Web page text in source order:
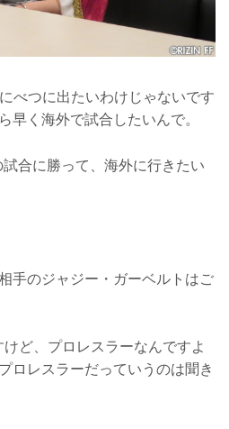
べつに出たいわけじゃないです
早く海外で試合したいんで。
合に勝って、海外に行きたい
手のジャジー・ガーベルトはご
ど、プロレスラーなんですよ
レスラーだっていうのは聞き